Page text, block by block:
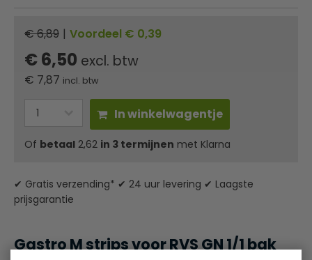
€ 6,89 | Voordeel € 0,39
€ 6,50 excl. btw
€ 7,87 incl. btw
In winkelwagentje
Of betaal 2,62 in 3 termijnen met Klarna
✔ Gratis verzending* ✔ 24 uur levering ✔ Laagste
prijsgarantie
Gastro M strips voor RVS GN 1/1 bak